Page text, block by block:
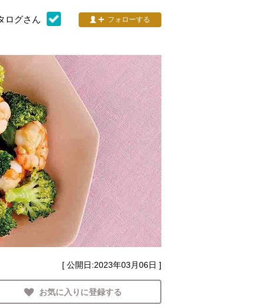
ログさん フォローする
[ 公開日:2023年03月06日 ]
お気に入りに登録する